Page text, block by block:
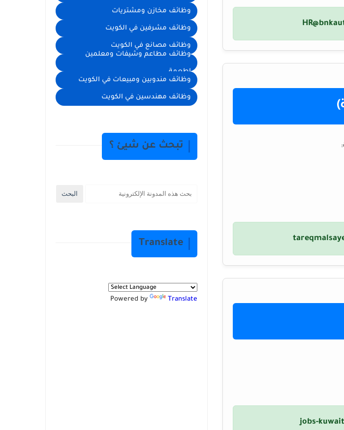
jobs-
وظائف مخازن ومشتريات
وظائف مشرفين في الكويت
وظائف مصانع في الكويت
وظائف مطاعم وشيفات ومعلمين
اطعمة
وظائف مندوبين ومبيعات في الكويت
وظائف مهندسين في الكويت
تبحث عن شيئ ؟
Translate
Powered by Translate